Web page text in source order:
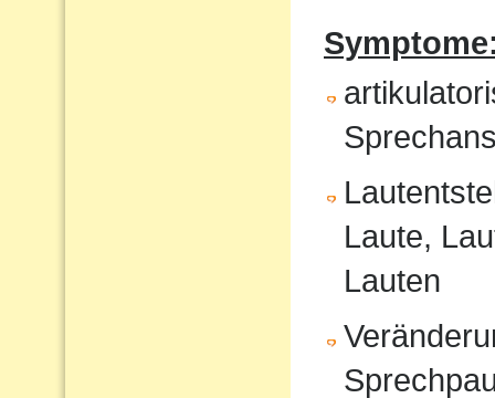
Laute,
Lauten